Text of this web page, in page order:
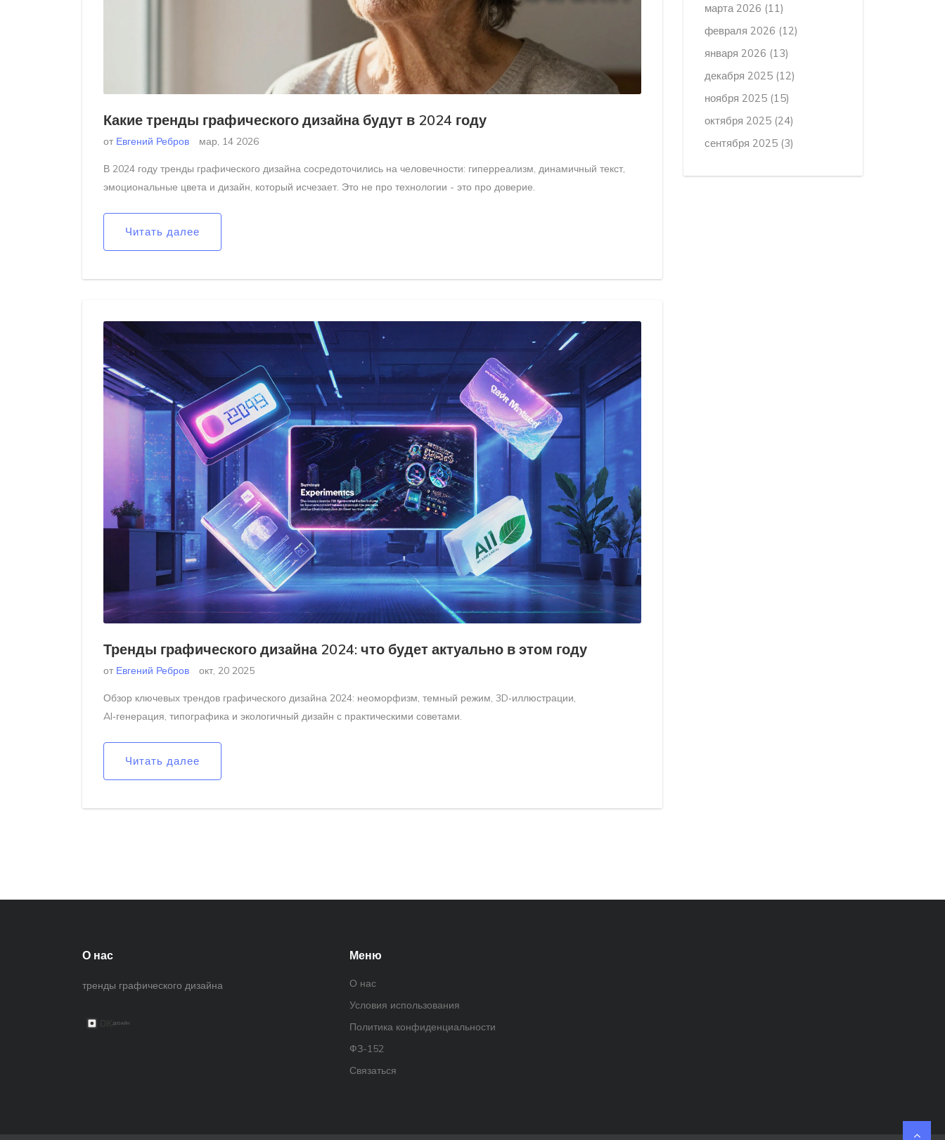
Какие тренды графического дизайна будут в 2024 году
от Евгений Ребров мар, 14 2026
В 2024 году тренды графического дизайна сосредоточились на человечности: гиперреализм, динамичный текст,
эмоциональные цвета и дизайн, который исчезает. Это не про технологии - это про доверие.
Читать далее
Тренды графического дизайна 2024: что будет актуально в этом году
от Евгений Ребров окт, 20 2025
Обзор ключевых трендов графического дизайна 2024: неоморфизм, темный режим, 3D‑иллюстрации,
AI‑генерация, типографика и экологичный дизайн с практическими советами.
Читать далее
марта 2026 (11)
февраля 2026 (12)
января 2026 (13)
декабря 2025 (12)
ноября 2025 (15)
октября 2025 (24)
сентября 2025 (3)
О нас
тренды графического дизайна
Меню
О нас
Условия использования
Политика конфиденциальности
ФЗ-152
Связаться